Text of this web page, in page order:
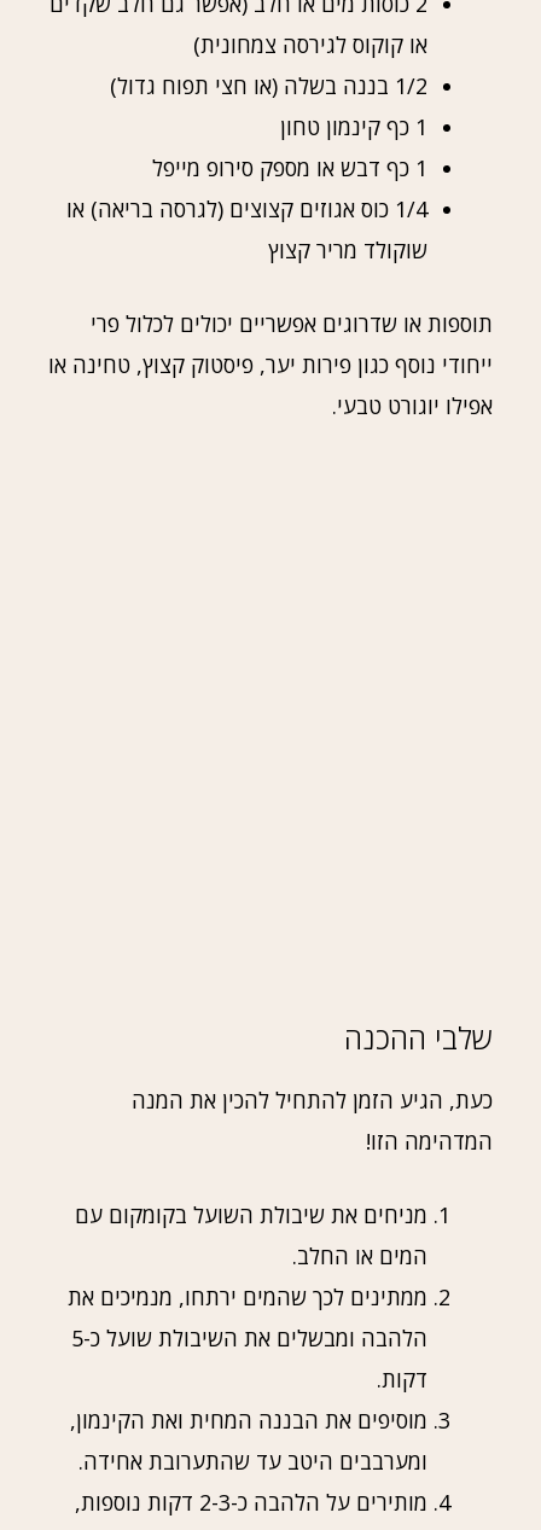
או קוקוס לגירסה צמחונית)
1/2 בננה בשלה (או חצי תפוח גדול)
1 כף קינמון טחון
1 כף דבש או מספק סירופ מייפל
1/4 כוס אגוזים קצוצים (לגרסה בריאה) או
שוקולד מריר קצוץ
תוספות או שדרוגים אפשריים יכולים לכלול פרי
ייחודי נוסף כגון פירות יער, פיסטוק קצוץ, טחינה או
אפילו יוגורט טבעי.
שלבי ההכנה
כעת, הגיע הזמן להתחיל להכין את המנה
המדהימה הזו!
מניחים את שיבולת השועל בקומקום עם
המים או החלב.
ממתינים לכך שהמים ירתחו, מנמיכים את
הלהבה ומבשלים את השיבולת שועל כ-5
דקות.
מוסיפים את הבננה המחית ואת הקינמון,
ומערבבים היטב עד שהתערובת אחידה.
מותירים על הלהבה כ-2-3 דקות נוספות,